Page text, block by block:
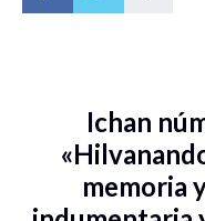
Ichan
memoria